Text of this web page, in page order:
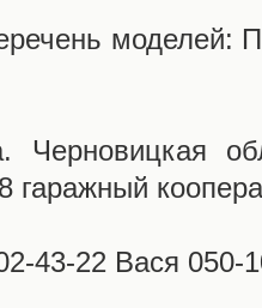
моделей:
Черновицкая
гаражный
43-22 Вася 050-